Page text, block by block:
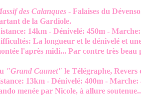
des Calanques - Falaises du
la Gardiole.
- Dénivelé: 450m - Marche:
La longueur et le dénivelé et une
midi... Par contre très beau
"Grand Caunet" le Télégraphe, Revers
- Dénivelé: 400m - Marche:
par Nicole, à allure